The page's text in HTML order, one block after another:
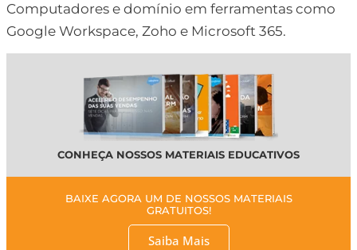
Computadores e domínio em ferramentas como
Google Workspace, Zoho e Microsoft 365.
CONHEÇA NOSSOS MATERIAIS EDUCATIVOS
BAIXE AGORA UM DE NOSSOS MATERIAIS
GRATUITOS!
Saiba Mais